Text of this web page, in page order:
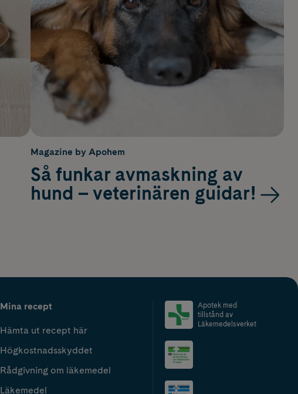
Magazine by Apohem
Så funkar avmaskning av
hund – veterinären guidar!
Mina recept
Hämta ut recept här
Högkostnadsskyddet
Rådgivning om läkemedel
Läkemedel
Apotek med
tillstånd av
Läkemedelsverket